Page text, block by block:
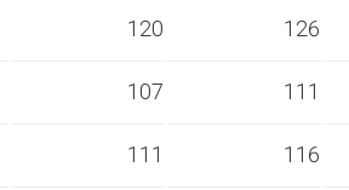
120 126
107 111
111 116